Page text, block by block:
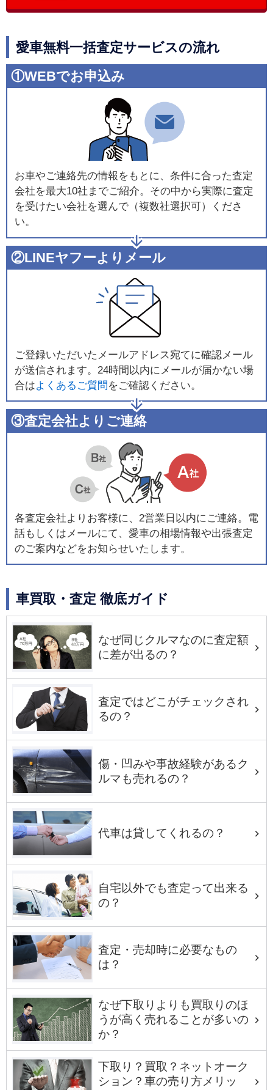
愛車無料一括査定サービスの流れ
①WEBでお申込み
お車やご連絡先の情報をもとに、条件に合った査定
会社を最大10社までご紹介。その中から実際に査定
を受けたい会社を選んで（複数社選択可）くださ
い。
②LINEヤフーよりメール
ご登録いただいたメールアドレス宛てに確認メール
が送信されます。24時間以内にメールが届かない場
合はよくあるご質問 をご確認ください。
③査定会社よりご連絡
各査定会社よりお客様に、2営業日以内にご連絡。電
話もしくはメールにて、愛車の相場情報や出張査定
のご案内などをお知らせいたします。
車買取・査定 徹底ガイド
なぜ同じクルマなのに査定額
に差が出るの？
査定ではどこがチェックされ
るの？
傷・凹みや事故経験があるク
ルマも売れるの？
代車は貸してくれるの？
自宅以外でも査定って出来る
の？
査定・売却時に必要なもの
は？
なぜ下取りよりも買取りのほ
うが高く売れることが多いの
か？
下取り？買取？ネットオーク
ション？車の売り方メリッ